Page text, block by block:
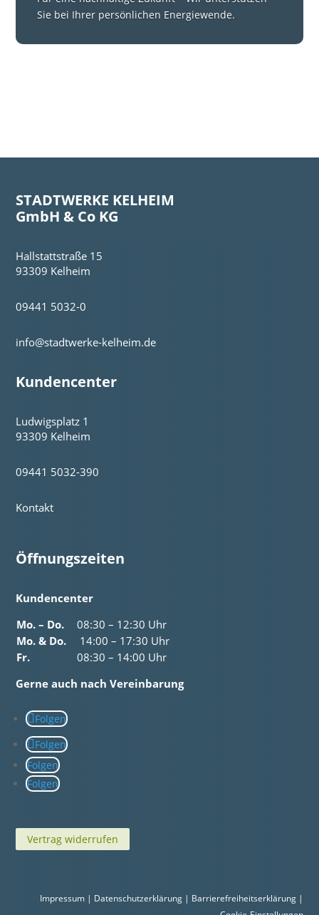
Sie bei Ihrer persönlichen Energiewende.
STADTWERKE KELHEIM
GmbH & Co KG
Hallstattstraße 15
93309 Kelheim
09441 5032-0
info@stadtwerke-kelheim.de
Kundencenter
Ludwigsplatz 1
93309 Kelheim
09441 5032-390
Kontakt
Öffnungszeiten
Kundencenter
Mo. – Do.
08:30 – 12:30 Uhr
Mo. & Do.
14:00 – 17:30 Uhr
Fr.
08:30 – 14:00 Uhr
Gerne auch nach Vereinbarung
Folgen
Folgen
Folgen
Folgen
Vertrag widerrufen
Impressum| Datenschutzerklärung| Barrierefreiheitserklärung|